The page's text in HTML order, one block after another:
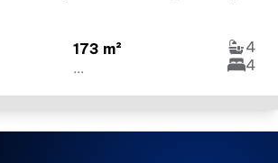
173 m²
...
4
4